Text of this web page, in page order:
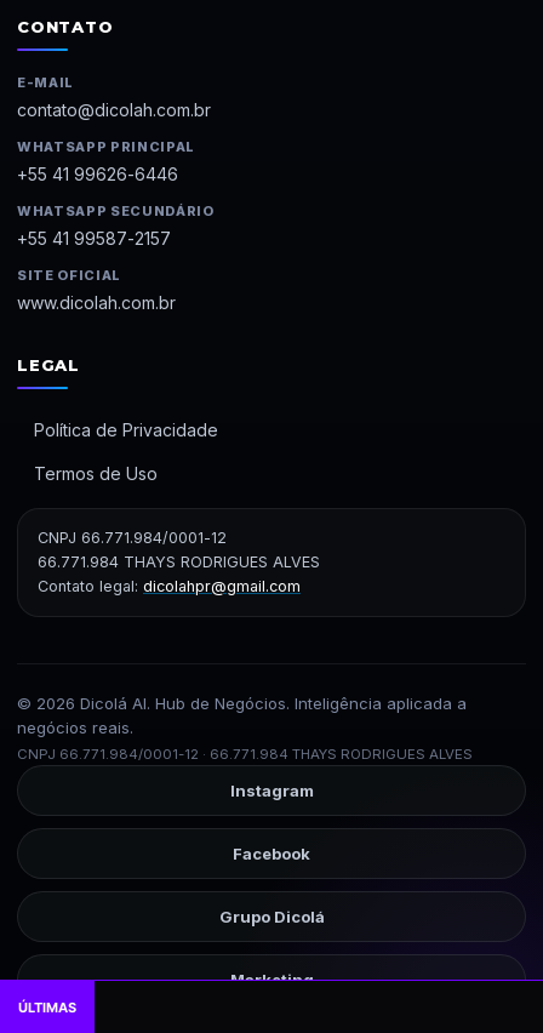
CONTATO
E-MAIL
contato@dicolah.com.br
WHATSAPP PRINCIPAL
+55 41 99626-6446
WHATSAPP SECUNDÁRIO
+55 41 99587-2157
SITE OFICIAL
www.dicolah.com.br
LEGAL
Política de Privacidade
Termos de Uso
CNPJ 66.771.984/0001-12
66.771.984 THAYS RODRIGUES ALVES
Contato legal: dicolahpr@gmail.com
© 2026 Dicolá AI. Hub de Negócios. Inteligência aplicada a
negócios reais.
CNPJ 66.771.984/0001-12 · 66.771.984 THAYS RODRIGUES ALVES
Instagram
Facebook
Grupo Dicolá
Marketing
ÚLTIMAS